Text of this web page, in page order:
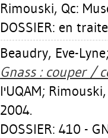
Rimouski, Qc:
DOSSIER: en
Beaudry, Eve-Lyne
Gnass : couper /
l'UQAM;
2004.
DOSSIER: 410 -